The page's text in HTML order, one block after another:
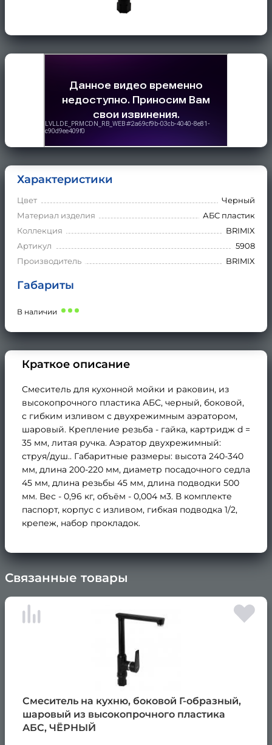
Характеристики
Цвет
Черный
Материал изделия
АБС пластик
Коллекция
BRIMIX
Артикул
5908
Производитель
BRIMIX
Габариты
В наличии
Краткое описание
Смеситель для кухонной мойки и раковин, из
высокопрочного пластика АБС, черный, боковой,
с гибким изливом с двухрежимным аэратором,
шаровый. Крепление резьба - гайка, картридж d =
35 мм, литая ручка. Аэратор двухрежимный:
струя/душ.. Габаритные размеры: высота 240-340
мм, длина 200-220 мм, диаметр посадочного седла
45 мм, длина резьбы 45 мм, длина подводки 500
мм. Вес - 0,96 кг, объём - 0,004 м3. В комплекте
паспорт, корпус с изливом, гибкая подводка 1/2,
крепеж, набор прокладок.
Связанные товары
Смеситель на кухню, боковой Г-образный,
шаровый из высокопрочного пластика
АБС, ЧЁРНЫЙ